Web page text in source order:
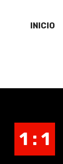
INICIO
1 : 1